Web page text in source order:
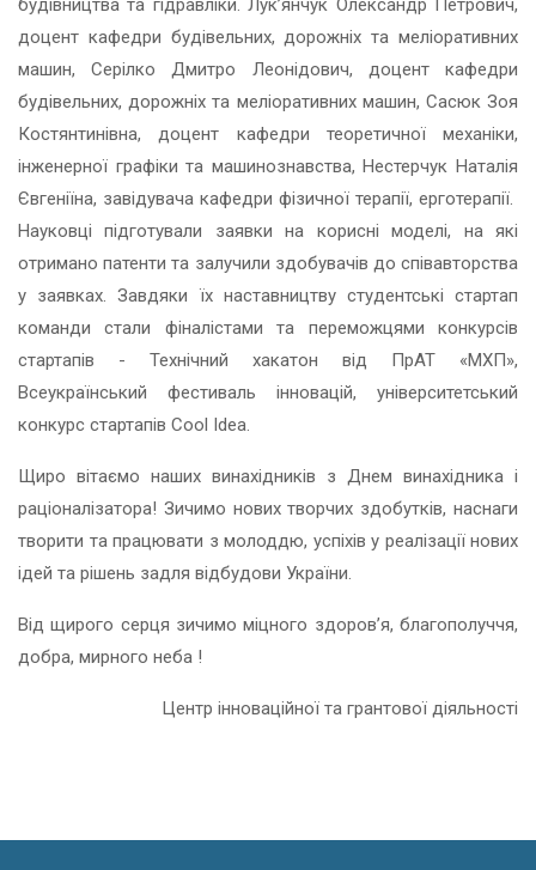
доцент кафедри будівельних, дорожніх та меліоративних
машин, Серілко Дмитро Леонідович, доцент кафедри
будівельних, дорожніх та меліоративних машин, Сасюк Зоя
Костянтинівна, доцент кафедри теоретичної механіки,
інженерної графіки та машинознавства, Нестерчук Наталія
Євгеніїна, завідувача кафедри фізичної терапії, ерготерапії.
Науковці підготували заявки на корисні моделі, на які
отримано патенти та залучили здобувачів до співавторства
у заявках. Завдяки їх наставництву студентські стартап
команди стали фіналістами та переможцями конкурсів
стартапів - Технічний хакатон від ПрАТ «МХП»,
Всеукраїнський фестиваль інновацій, університетський
конкурс стартапів Cool Idea.
Щиро вітаємо наших винахідників з Днем винахідника i
раціоналізатора! Зичимо нових творчих здобутків, наснаги
творити та працювати з молоддю, успіхів у реалізації нових
ідей та рішень задля відбудови України.
Від щирого серця зичимо міцного здоров’я, благополуччя,
добра, мирного неба !
Центр інноваційної та грантової діяльності